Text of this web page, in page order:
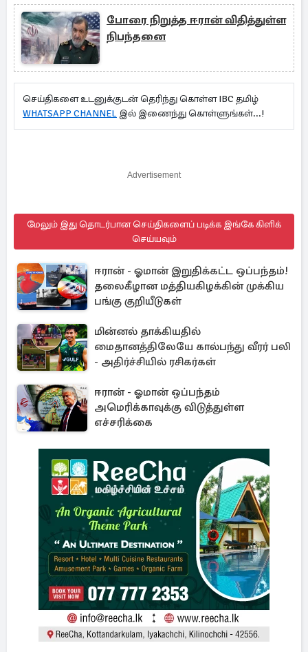
போரை நிறுத்த ஈரான் விதித்துள்ள
நிபந்தனை
செய்திகளை உடனுக்குடன் தெரிந்து கொள்ள IBC தமிழ்
WHATSAPP CHANNEL இல் இணைந்து கொள்ளுங்கள்...!
Advertisement
மேலும் இது தொடர்பான செய்திகளைப் படிக்க இங்கே கிளிக்
செய்யவும்
ஈரான் - ஓமான் இறுதிக்கட்ட ஒப்பந்தம்!
தலைகீழான மத்தியகிழக்கின் முக்கிய
பங்கு குறியீடுகள்
மின்னல் தாக்கியதில்
மைதானத்திலேயே கால்பந்து வீரர் பலி
- அதிர்ச்சியில் ரசிகர்கள்
ஈரான் - ஓமான் ஒப்பந்தம்
அமெரிக்காவுக்கு விடுத்துள்ள
எச்சரிக்கை